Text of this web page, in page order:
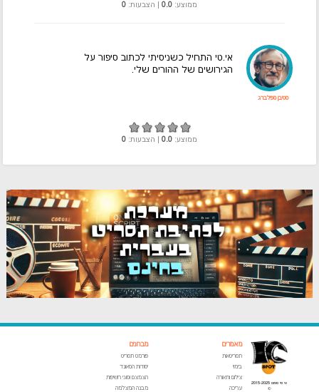
ממוצע: 0.0 | הצבעות: 0
סטיבן ספילברג
אי.טי התחיל כשניסיתי לכתוב סיפור על
הגירושים של ההורים שלי.
ממוצע: 0.0 | הצבעות: 0
אי סי ספוט 2015-2025
©
מאמרים
תסריטאות
בימוי
צילום ותאורה
עריכה
מבחנים
פורמט תסריט
יסודות הסאונד
הצמצם וסוגי חשיפות
מבנה המצלמה